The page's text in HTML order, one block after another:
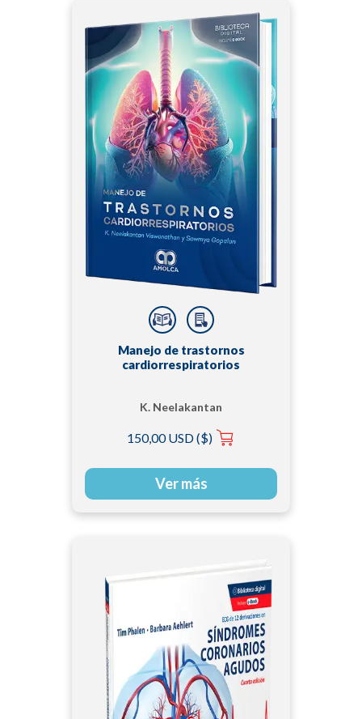
Manejo de trastornos
cardiorrespiratorios
K. Neelakantan
Gopalan
150,00 USD ($)
Ver más